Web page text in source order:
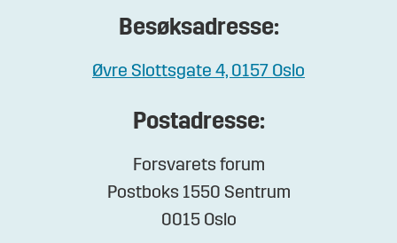
Besøksadresse:
Øvre Slottsgate 4, 0157 Oslo
Postadresse:
Forsvarets forum
Postboks 1550 Sentrum
0015 Oslo